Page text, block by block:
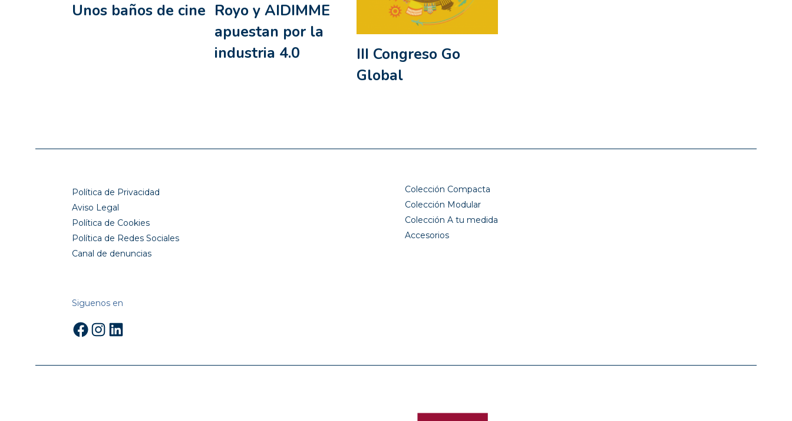
Unos baños de cine Royo y AIDIMME
apuestan por la
industria 4.0
III Congreso Go
Global
Política de Privacidad
Aviso Legal
Política de Cookies
Política de Redes Sociales
Canal de denuncias
Siguenos en
Facebook
Instagram
LinkedIn
Colección Compacta
Colección Modular
Colección A tu medida
Accesorios